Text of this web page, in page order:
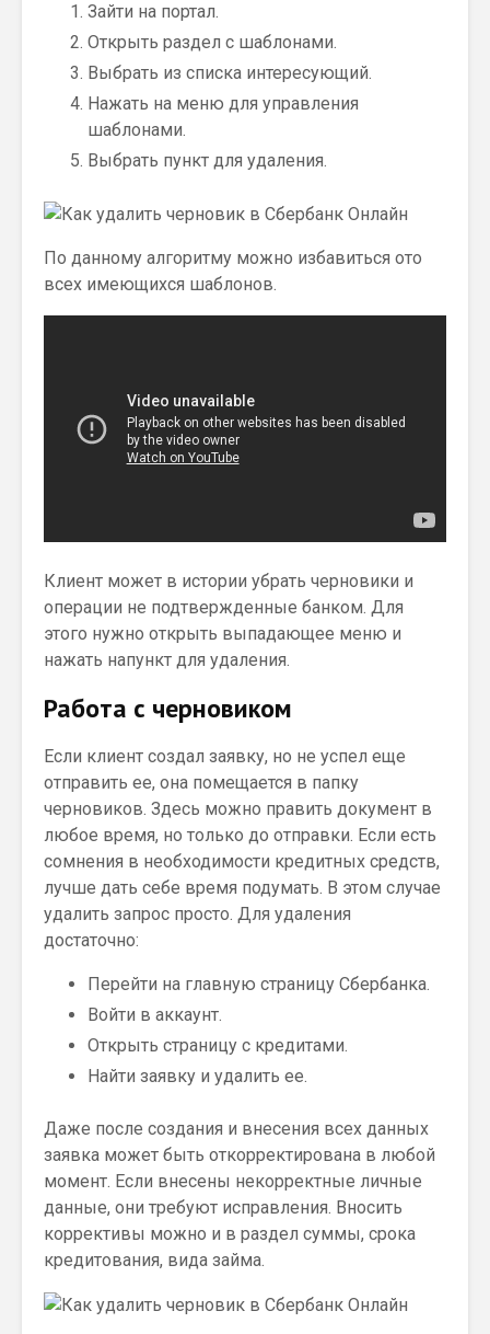
Зайти на портал.
Открыть раздел с шаблонами.
Выбрать из списка интересующий.
Нажать на меню для управления
шаблонами.
Выбрать пункт для удаления.
По данному алгоритму можно избавиться ото
всех имеющихся шаблонов.
Клиент может в истории убрать черновики и
операции не подтвержденные банком. Для
этого нужно открыть выпадающее меню и
нажать напункт для удаления.
Работа с черновиком
Если клиент создал заявку, но не успел еще
отправить ее, она помещается в папку
черновиков. Здесь можно править документ в
любое время, но только до отправки. Если есть
сомнения в необходимости кредитных средств,
лучше дать себе время подумать. В этом случае
удалить запрос просто. Для удаления
достаточно:
Перейти на главную страницу Сбербанка.
Войти в аккаунт.
Открыть страницу с кредитами.
Найти заявку и удалить ее.
Даже после создания и внесения всех данных
заявка может быть откорректирована в любой
момент. Если внесены некорректные личные
данные, они требуют исправления. Вносить
коррективы можно и в раздел суммы, срока
кредитования, вида займа.